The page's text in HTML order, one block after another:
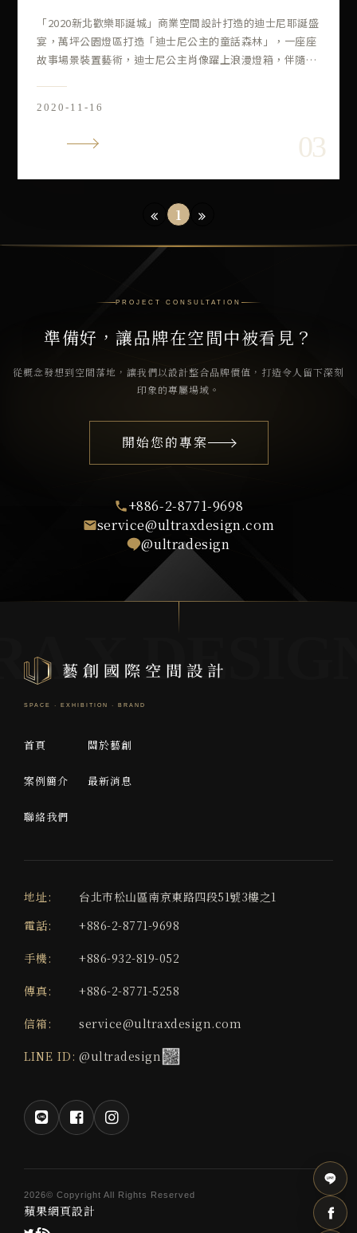
「2020新北歡樂耶誕城」商業空間設計打造的迪士尼耶誕盛
宴，萬坪公園燈區打造「迪士尼公主的童話森林」，一座座
故事場景裝置藝術，迪士尼公主肖像躍上浪漫燈箱，伴隨經
2020-11-16
VIEW
1
PROJECT CONSULTATION
準備好，讓品牌在空間中被看見？
從概念發想到空間落地，讓我們以設計整合品牌價值，打造令人留下深刻
印象的專屬場域。
開始您的專案
+886-2-8771-9698
service@ultraxdesign.com
@ultradesign
首頁 關於藝創
案例簡介 最新消息
聯絡我們
地址:
台北市松山區南京東路四段51號3樓之1
電話:
+886-2-8771-9698
手機: +886-932-819-052
傳真: +886-2-8771-5258
信箱: service@ultraxdesign.com
LINE ID: @ultradesign
2026© Copyright All Rights Reserved
蘋果網頁設計